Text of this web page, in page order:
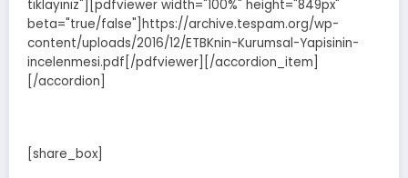
tıklayınız"][pdfviewer width="100%" height="849px"
beta="true/false"]https://archive.tespam.org/wp-
content/uploads/2016/12/ETBKnin-Kurumsal-Yapisinin-
incelenmesi.pdf[/pdfviewer][/accordion_item]
[/accordion]
[share_box]